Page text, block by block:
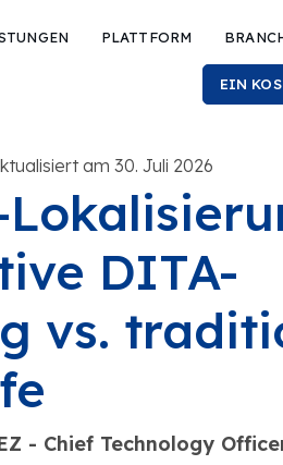
PLATTFORM
EIN
am 30. Juli 2026
DITA-
vs.
- Chief Technology